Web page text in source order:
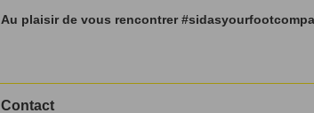
Au plaisir de vous rencontrer
Contact